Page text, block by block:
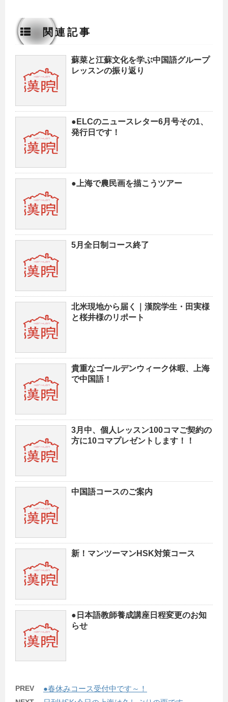
関連記事
蘇菜と江蘇文化を学ぶ中国語グループ
レッスンの振り返り
●ELCのニュースレター6月号その1、
発行日です！
●上海で農民画を描こうツアー
5月全日制コース終了
北米現地から届く｜漢院学生・田実様
と桜井様のリポート
貴重なゴールデンウィーク休暇、上海
で中国語！
3月中、個人レッスン100コマご契約の
方に10コマプレゼントします！！
中国語コースのご案内
新！マンツーマンHSK対策コース
●日本語教師養成講座日程変更のお知
らせ
PREV ●春休みコース受付中です～！